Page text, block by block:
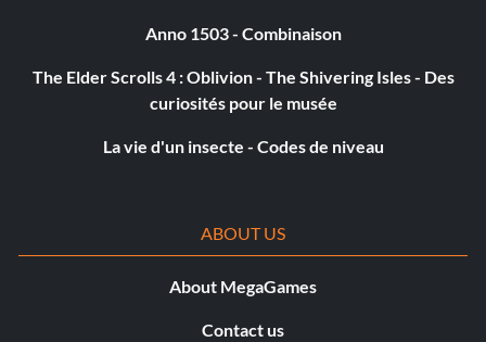
Anno 1503 - Combinaison
The Elder Scrolls 4 : Oblivion - The Shivering Isles - Des
curiosités pour le musée
La vie d'un insecte - Codes de niveau
ABOUT US
About MegaGames
Contact us